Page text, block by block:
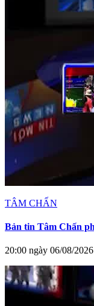
TÂM CHẤN
Bản tin Tâm Chấn
20:00 ngày 06/08/2026